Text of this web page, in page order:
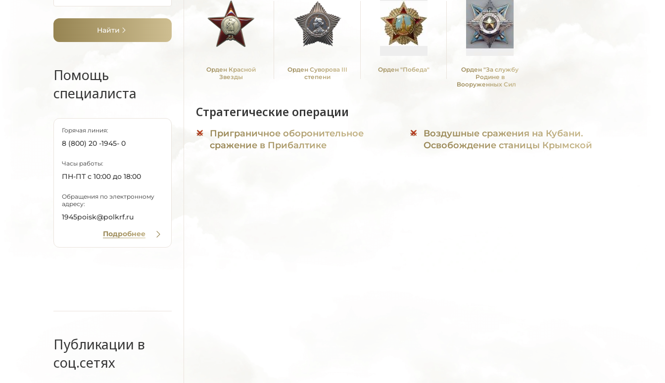
Найти
Помощь
специалиста
Горячая линия:
8 (800) 20 -1945- 0
Часы работы:
ПН-ПТ с 10:00 до 18:00
Обращения по электронному
адресу:
1945poisk@polkrf.ru
Подробнее
Публикации в
соц.сетях
Орден Красной
Звезды
Орден Суворова III
степени
Орден "Победа"
Орден "За службу
Родине в
Вооруженных Силах
Стратегические операции
Приграничное оборонительное
сражение в Прибалтике
Воздушные сражения на Кубани.
Освобождение станицы Крымской